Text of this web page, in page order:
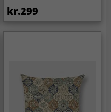
kr.299